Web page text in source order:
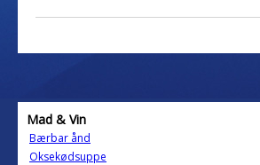
Mad & Vin
Bærbar ånd
Oksekødsuppe